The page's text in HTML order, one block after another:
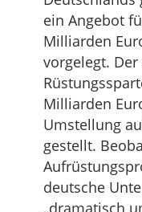
ein Angebot
Milliarden
vorgelegt.
Milliarden
Umstellung
gestellt.
deutsche
„dramatisch